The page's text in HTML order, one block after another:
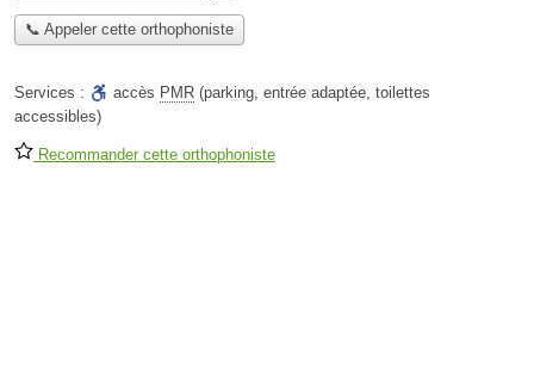
📞 Appeler cette orthophoniste
Services : accès PMR (parking, entrée adaptée, toilettes
accessibles)
Recommander cette orthophoniste